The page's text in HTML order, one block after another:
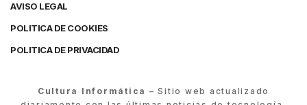
AVISO LEGAL
POLITICA DE COOKIES
POLITICA DE PRIVACIDAD
Cultura Informática – Sitio web actualizado